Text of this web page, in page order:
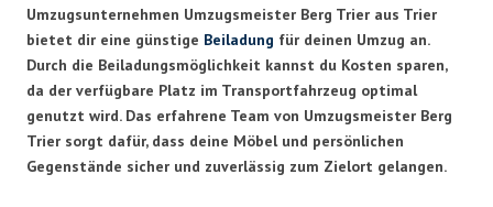
Umzugsunternehmen Umzugsmeister Berg Trier aus Trier
bietet dir eine günstige Beiladung für deinen Umzug an.
Durch die Beiladungsmöglichkeit kannst du Kosten sparen,
da der verfügbare Platz im Transportfahrzeug optimal
genutzt wird. Das erfahrene Team von Umzugsmeister Berg
Trier sorgt dafür, dass deine Möbel und persönlichen
Gegenstände sicher und zuverlässig zum Zielort gelangen.